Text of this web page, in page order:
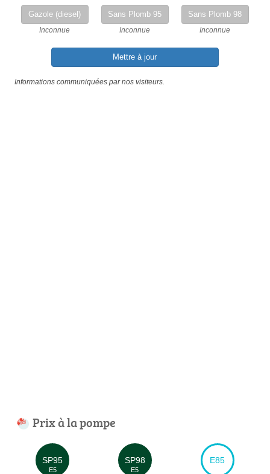
Gazole (diesel)
Inconnue
Sans Plomb 95
Inconnue
Sans Plomb 98
Inconnue
Mettre à jour
Informations communiquées par nos visiteurs.
Prix à la pompe
SP95
E5
SP98
E5
E85